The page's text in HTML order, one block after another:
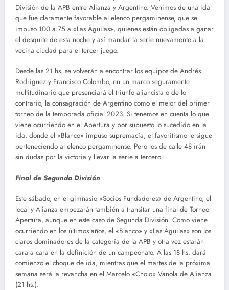
División de la APB entre Alianza y Argentino. Venimos de una ida
que fue claramente favorable al elenco pergaminense, que se
impuso 100 a 75 a «Las Águilas», quienes están obligadas a ganar
el desquite de esta noche y así mandar la serie nuevamente a la
vecina ciudad para el tercer juego.
Desde las 21 hs. se volverán a encontrar los equipos de Andrés
Rodríguez y Francisco Colombo, en un marco seguramente
multitudinario que presenciará el triunfo aliancista o de lo
contrario, la consagración de Argentino como el mejor del primer
torneo de la temporada oficial 2023. Si tenemos en cuenta lo que
viene ocurriendo en el Apertura y por supuesto lo sucedido en la
ida, donde el «Blanco» impuso supremacía, el favoritismo le sigue
perteneciendo al elenco pergaminense. Pero los de calle 48 irán
sin dudas por la victoria y llevar la serie a tercero.
Final de Segunda División
Este sábado, en el gimnasio «Socios Fundadores» de Argentino, el
local y Alianza empezarán también a transitar una final de Torneo
Apertura, aunque en este caso de Segunda División. Como viene
ocurriendo en los últimos años, el «Blanco» y «Las Águilas» son los
claros dominadores de la categoría de la APB y otra vez estarán
cara a cara en la definición de un campeonato. A las 18 hs. dará
comienzo el choque de ida, mientras que el martes de la próxima
semana será la revancha en el Marcelo «Cholo» Vanola de Alianza
(21 hs.).